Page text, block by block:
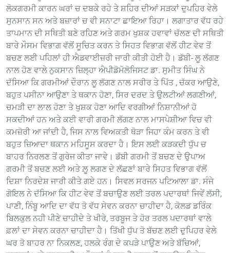
ਲੋਕਗਰਮੀ ਕਾਰਨ ਘਰਾਂ ਚ ਦਬਕੇ ਰਹੇ ਤੇ ਸ਼ਹਿਰ ਦੀਆਂ ਸੜਕਾਂ ਦੁਪਹਿਰ ਵੇਲੇ
ਸੁਨਸਾਨ ਸਨ ਅਤੇ ਬਜ਼ਾਰਾਂ ਚ ਵੀ ਸਨਾਟਾ ਛਾਇਆ ਰਿਹਾ। ਲਗਾਤਾਰ ਵੱਧ ਰਹੇ
ਤਾਪਮਾਨ ਦੀ ਸਥਿਤੀ ਬਣੇ ਰਹਿਣ ਅਤੇ ਗਰਮ ਖੁਸ਼ਕ ਹਵਾਵਾਂ ਚੱਲਣ ਦੀ ਸਥਿਤੀ
ਬਾਰੇ ਮੌਸਮ ਵਿਭਾਗ ਵੱਲੋਂ ਸੂਚਿਤ ਕਰਨ ਤੇ ਸਿਹਤ ਵਿਭਾਗ ਵੱਲੋਂ ਹੀਟ ਵੇਵ ਤੋਂ
ਬਚਣ ਲਈ ਪਹਿਲਾਂ ਹੀ ਐਡਵਾਈਜ਼ਰੀ ਜਾਰੀ ਕੀਤੀ ਹੋਈ ਹੈ। ਡੱਬੀ- ਲੂ ਲੱਗਣ
ਨਾਲ ਹੋਣ ਵਾਲੇ ਨੁਕਸਾਨ ਜ਼ਿਲ੍ਹਾ ਐਪੀਡੋਮੋਲੋਜਿਸਟ ਡਾ. ਸੁਮੀਤ ਸਿੰਘ ਨੇ
ਦੱਸਿਆ ਕਿ ਗਰਮੀਆਂ ਦੌਰਾਨ ਲੂ ਲੱਗਣ ਨਾਲ ਸਰੀਰ ਤੇ ਪਿੱਤ , ਚੱਕਰ ਆਉਣੇ,
ਬਹੁਤ ਪਸੀਨਾ ਆਉਣਾ ਤੇ ਥਕਾਨ ਹੋਣਾ, ਸਿਰ ਦਰਦ ਤੇ ਉਲਟੀਆਂ ਲਗਣੀਆਂ,
ਚਮੜੀ ਦਾ ਲਾਲ ਹੋਣਾ ਤੇ ਖੁਸ਼ਕ ਹੋਣਾ ਆਦਿ ਵਰਗੀਆਂ ਨਿਸ਼ਾਨੀਆਂ ਹੋ
ਸਕਦੀਆਂ ਹਨ ਅਤੇ ਕਈ ਵਾਰੀ ਗਰਮੀ ਲੱਗਣ ਨਾਲ ਮਾਸਪੇਸ਼ੀਆ ਵਿਚ ਵੀ
ਕਮਜ਼ੋਰੀ ਆ ਜਾਂਦੀ ਹੈ, ਜਿਸ ਨਾਲ ਵਿਅਕਤੀ ਥੋੜਾ ਜਿਹਾ ਕੰਮ ਕਰਨ ਤੇ ਵੀ
ਬਹੁਤ ਜ਼ਿਆਦਾ ਥਕਾਨ ਮਹਿਸੂਸ ਕਰਦਾ ਹੈ। ਇਸ ਲਈ ਕੜਕਦੀ ਧੁੱਪ ਚ
ਬਾਹਰ ਨਿਰਲਣ ਤੋਂ ਗੁਰੇਜ ਕੀਤਾ ਜਾਵੇ। ਡੱਬੀ ਗਰਮੀ ਤੋਂ ਬਚਣ ਦੇ ਉਪਾਅ
ਗਰਮੀ ਤੋਂ ਬਚਣ ਲਈ ਅਤੇ ਲ਼ੂ ਲਗਣ ਦੇ ਲੱਛਣਾਂ ਬਾਰੇ ਸਿਹਤ ਵਿਭਾਗ ਵੱਲੋਂ
ਦਿਸ਼ਾ ਨਿਰਦੇਸ਼ ਜਾਰੀ ਕੀਤੇ ਗਏ ਹਨ। ਸਿਵਲ ਸਰਜਨ ਪਟਿਆਲਾ ਡਾ. ਸੰਜੇ
ਗੋਇਲ ਨੇ ਦੱਸਿਆ ਕਿ ਹੀਟ ਵੇਵ ਤੋਂ ਬਚਾਉਣ ਲਈ ਤਰਲ ਪਦਾਰਥਾਂ ਜਿਵੇਂ ਲੱਸੀ,
ਪਾਣੀ, ਨਿੰਬੂ ਆਦਿ ਦਾ ਵੱਧ ਤੋ ਵੱਧ ਸੇਵਨ ਕਰਨਾ ਚਾਹੀਦਾ ਹੈ, ਕੋਲਡ ਡਰਿੰਕ
ਬਿਲਕੁਲ ਨਹੀ ਪੀਣੇ ਚਾਹੀਦੇ ਤੇ ਖੀਰੇ, ਤਰਬੂਜ ਤੇ ਹੋਰ ਤਰਲ ਪਦਾਰਥਾਂ ਵਾਲੇ
ਫ਼ਲਾਂ ਦਾ ਸੇਵਨ ਕਰਨਾ ਚਾਹੀਦਾ ਹੈ। ਤਿੱਖੀ ਧੁੱਪ ਤੋ ਬੱਚਣ ਲਈ ਦੁਪਿਹਰ ਵੇਲੇ
ਘਰ ਤੋ ਬਾਹਰ ਨਾ ਨਿਕਲਣ, ਹਲਕੇ ਰੰਗ ਦੇ ਕਪੜੇ ਪਾਉਣ ਅਤੇ ਬੱਚਿਆਂ,